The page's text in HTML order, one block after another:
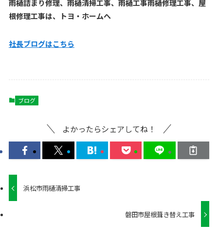
雨樋詰まり修理、雨樋清掃工事、雨樋工事雨樋修理工事、屋
根修理工事は、トヨ・ホームへ
社長ブログはこちら
ブログ
よかったらシェアしてね！
浜松市雨樋清掃工事
磐田市屋根葺き替え工事